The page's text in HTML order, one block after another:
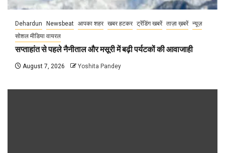
Dehardun Newsbeat आपका शहर खबर हटकर ट्रेंडिंग खबरें ताज़ा ख़बरें न्यूज़
सोशल मीडिया वायरल
सप्ताहांत से पहले नैनीताल और मसूरी में बढ़ी पर्यटकों की आवाजाही
August 7, 2026 Yoshita Pandey